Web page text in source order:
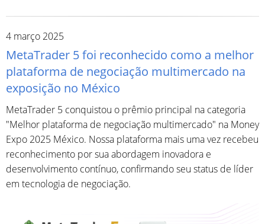
4 março 2025
MetaTrader 5 foi reconhecido como a melhor
plataforma de negociação multimercado na
exposição no México
MetaTrader 5 conquistou o prêmio principal na categoria
"Melhor plataforma de negociação multimercado" na Money
Expo 2025 México. Nossa plataforma mais uma vez recebeu
reconhecimento por sua abordagem inovadora e
desenvolvimento contínuo, confirmando seu status de líder
em tecnologia de negociação.